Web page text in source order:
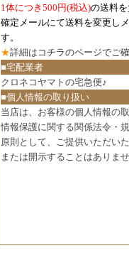
1体につき500円(税込)の送料
確定メールにて送料を変更し
す。
★詳細は コチラのページでご
■宅配業者
クロネコヤマトの宅急便♪
■個人情報の取り扱い
当店は、お客様の個人情報の
情報保護に関する関係法令・
原則として、ご提供いただい
または開示することはありませ